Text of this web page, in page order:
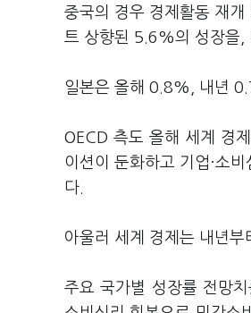
중국의 경우 경제활동 재
트 상향된 5.6%의 성장을,
일본은 올해 0.8%, 내년
OECD 측도 올해 세계 경
이션이 둔화하고 기업·소
다.
아울러 세계 경제는 내년
주요 국가별 성장률 전망